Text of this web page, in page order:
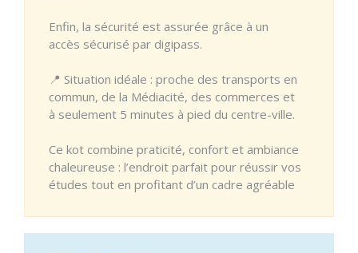
Enfin, la sécurité est assurée grâce à un
accès sécurisé par digipass.
📍 Situation idéale : proche des transports en
commun, de la Médiacité, des commerces et
à seulement 5 minutes à pied du centre-ville.
Ce kot combine praticité, confort et ambiance
chaleureuse : l’endroit parfait pour réussir vos
études tout en profitant d’un cadre agréable